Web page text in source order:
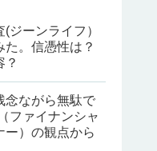
ジーンライフ）
た。信憑性は？
？
念ながら無駄で
ファイナンシャ
ー）の観点から